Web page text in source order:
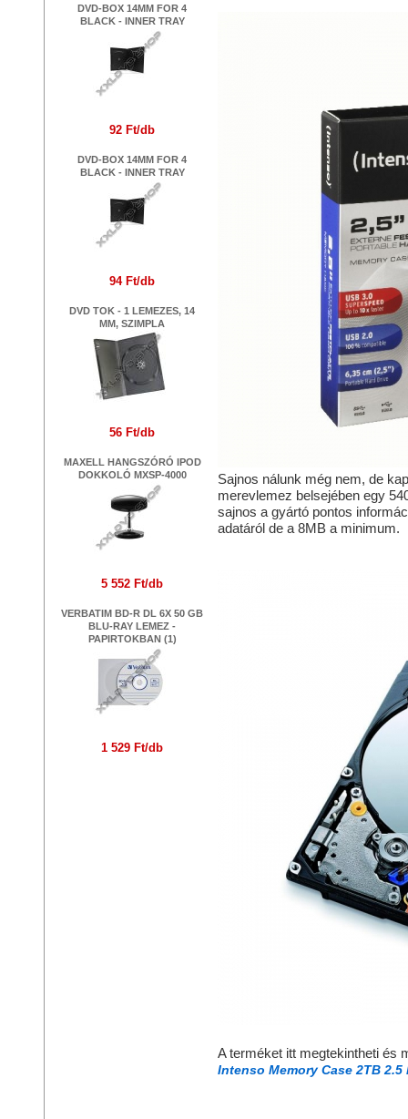
DVD-BOX 14MM FOR 4
BLACK - INNER TRAY
92 Ft/db
DVD-BOX 14MM FOR 4
BLACK - INNER TRAY
94 Ft/db
DVD TOK - 1 LEMEZES, 14
MM, SZIMPLA
56 Ft/db
MAXELL HANGSZÓRÓ IPOD
DOKKOLÓ MXSP-4000
5 552 Ft/db
VERBATIM BD-R DL 6X 50 GB
BLU-RAY LEMEZ -
PAPIRTOKBAN (1)
1 529 Ft/db
Sajnos nálunk még nem, de
merevlemez belsejében egy
sajnos a gyártó pontos
adatáról de a 8MB a minimum.
A terméket itt megtekintheti és
Intenso Memory Case 2TB 2.5